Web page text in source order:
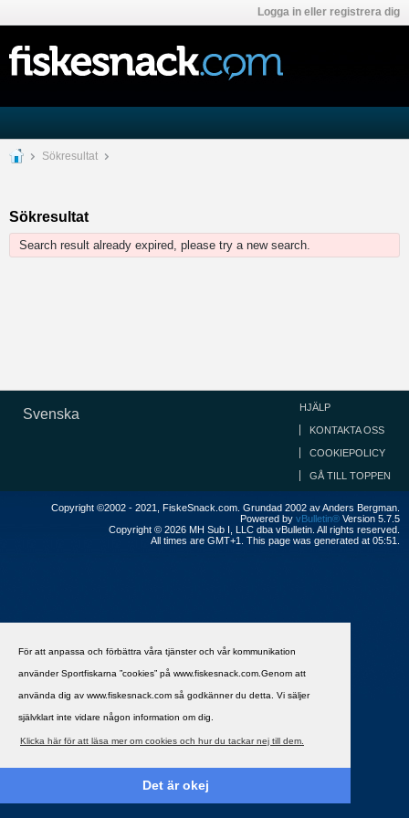
För att anpassa och förbättra våra tjänster och vår kommunikation
använder Sportfiskarna ”cookies” på www.fiskesnack.com.Genom att
använda dig av www.fiskesnack.com så godkänner du detta. Vi säljer
självklart inte vidare någon information om dig.
Klicka här för att läsa mer om cookies och hur du tackar nej till dem.
Det är okej
Logga in eller registrera dig
Sökresultat
Sökresultat
Search result already expired, please try a new search.
Svenska HJÄLP
KONTAKTA OSS
COOKIEPOLICY
GÅ TILL TOPPEN
Copyright ©2002 - 2021, FiskeSnack.com. Grundad 2002 av Anders Bergman.
Powered by vBulletin® Version 5.7.5
Copyright © 2026 MH Sub I, LLC dba vBulletin. All rights reserved.
All times are GMT+1. This page was generated at 05:51.